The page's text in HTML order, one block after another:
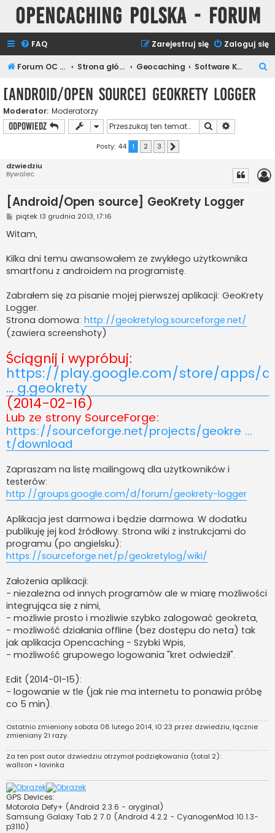
Opencaching Polska - Forum
FAQ Zaloguj się
Zarejestruj się
Forum OC PL Strona główna Geocaching Software Keszera
[Android/Open source] GeoKrety Logger
Moderator: Moderatorzy
ODPOWIEDZ Szukaj
Posty: 44 1 2 3
dzwiedziu
Bywalec
[Android/Open source] GeoKrety Logger
P
o
s
t
piątek 13 grudnia 2013, 17:16
Witam,
Kilka dni temu awansowałem ze zwykłego użytkownika
smartfonu z androidem na programistę.
Zabrałem się za pisanie mojej pierwszej aplikacji: GeoKrety
Logger.
Strona domowa: http://geokretylog.sourceforge.net/
(zawiera screenshoty)
Ściągnij i wypróbuj:
https://play.google.com/store/apps/
... g.geokrety
(2014-02-16)
Lub ze strony SourceForge:
https://sourceforge.net/projects/geokre ...
t/download
Zapraszam na listę mailingową dla użytkowników i
testerów:
http://groups.google.com/d/forum/geokrety-logger
Aplikacja jest darmowa i będzie darmowa. W dodatku
publikuję jej kod źródłowy. Strona wiki z instrukcjami do
programu (po angielsku):
https://sourceforge.net/p/geokretylog/wiki/
Założenia aplikacji:
- niezależna od innych programów ale w miarę możliwości
integrująca się z nimi,
- możliwie prosto i możliwie szybko zalogować geokreta,
- możliwość działania offline (bez dostępu do neta) tak
jak aplikacja Opencaching - Szybki Wpis,
- możliwość grupowego logowania "kret odwiedził".
Edit (2014-01-15):
- logowanie w tle (jak nie ma internetu to ponawia próbę
co 5 min).
Ostatnio zmieniony sobota 08 lutego 2014, 10:23 przez dzwiedziu, łącznie
zmieniany 21 razy.
Za ten post autor dzwiedziu otrzymał podziękowania (total 2):
wallson • lavinka
GPS Devices:
Motorola Defy+ (Android 2.3.6 - oryginal)
Samsung Galaxy Tab 2 7.0 (Android 4.2.2 - CyanogenMod 10.1.3-
p3110)